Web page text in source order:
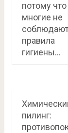
потому что
многие не
правила
гигиены…
пилинг: